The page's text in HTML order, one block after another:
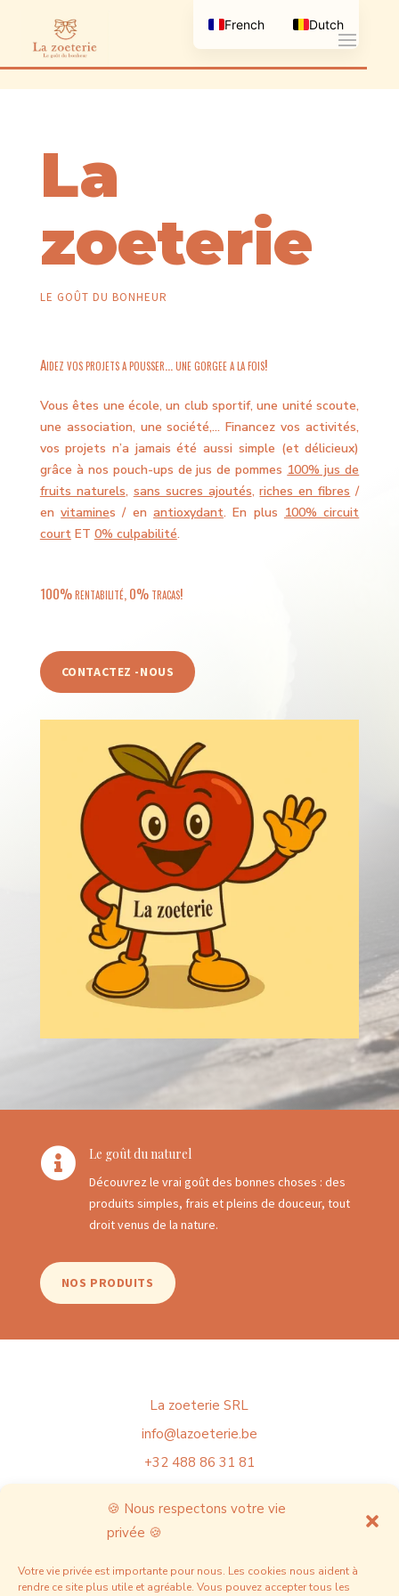
🍪 Nous respectons votre vie
privée 🍪
Votre vie privée est importante pour nous. Les cookies nous aident à
rendre ce site plus utile et agréable. Vous pouvez accepter tous les
La
zoeterie
LE GOÛT DU BONHEUR
Aidez vos projets a pousser… une gorgee a la fois!
Vous êtes une école, un club sportif, une unité scoute,
une association, une société,… Financez vos activités,
vos projets n’a jamais été aussi simple (et délicieux)
grâce à nos pouch-ups de jus de pommes 100% jus de
fruits naturels, sans sucres ajoutés,riches en fibres /
envitamines / enantioxydant. En plus 100% circuit
courtET 0% culpabilité.
100% rentabilité, 0% tracas!
CONTACTEZ -NOUS
 Le goût du naturel
Découvrez le vrai goût des bonnes choses : des
produits simples, frais et pleins de douceur, tout
droit venus de la nature.
NOS PRODUITS
La zoeterie SRL
info@lazoeterie.be
+32 488 86 31 81
Mentions légales
FAQ
French Dutch